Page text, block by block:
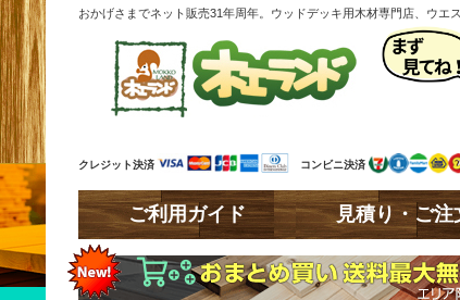
おかげさまでネット販売31年周年。ウッドデッキ用木材専門店、ウ
クレジット決済 コンビニ決済
ご利用ガイド 見積り・ご注